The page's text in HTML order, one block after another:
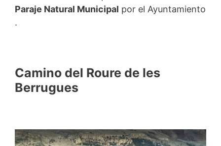
Paraje Natural Municipal por el Ayuntamiento
.
Camino del Roure de les
Berrugues